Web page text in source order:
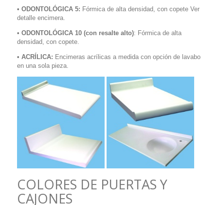
• ODONTOLÓGICA 5: Fórmica de alta densidad, con copete Ver
detalle encimera.
• ODONTOLÓGICA 10 (con resalte alto): Fórmica de alta
densidad, con copete.
• ACRÍLICA: Encimeras acrílicas a medida con opción de lavabo
en una sola pieza.
COLORES DE PUERTAS Y
CAJONES